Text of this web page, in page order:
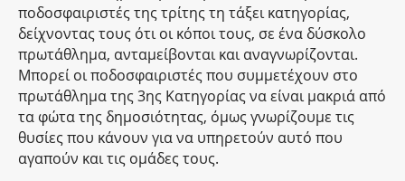
ποδοσφαιριστές της τρίτης τη τάξει κατηγορίας,
δείχνοντας τους ότι οι κόποι τους, σε ένα δύσκολο
πρωτάθλημα, ανταμείβονται και αναγνωρίζονται.
Μπορεί οι ποδοσφαιριστές που συμμετέχουν στο
πρωτάθλημα της 3ης Κατηγορίας να είναι μακριά από
τα φώτα της δημοσιότητας, όμως γνωρίζουμε τις
θυσίες που κάνουν για να υπηρετούν αυτό που
αγαπούν και τις ομάδες τους.